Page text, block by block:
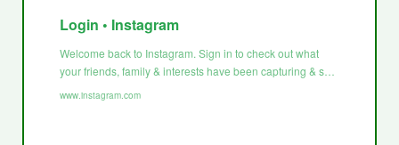
Login • Instagram
Welcome back to Instagram. Sign in to check out what
your friends, family & interests have been capturing & s…
www.instagram.com